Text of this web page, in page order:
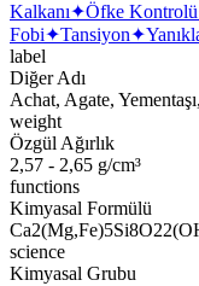
Kalkanı✦Öfke Kontrolü
Fobi✦Tansiyon✦
label
Diğer Adı
Achat, Agate,
weight
Özgül Ağırlık
2,57 - 2,65 g/cm³
functions
Kimyasal Formülü
science
Kimyasal Grubu